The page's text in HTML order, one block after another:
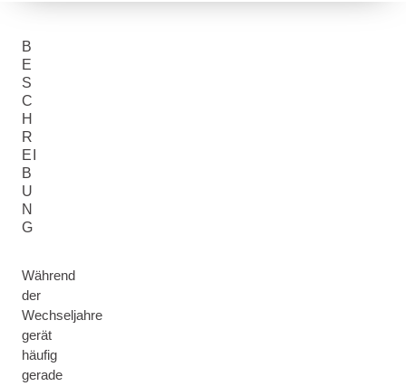
B
E
S
C
H
R
EI
B
U
N
G
Während
der
Wechseljahre
gerät
häufig
gerade